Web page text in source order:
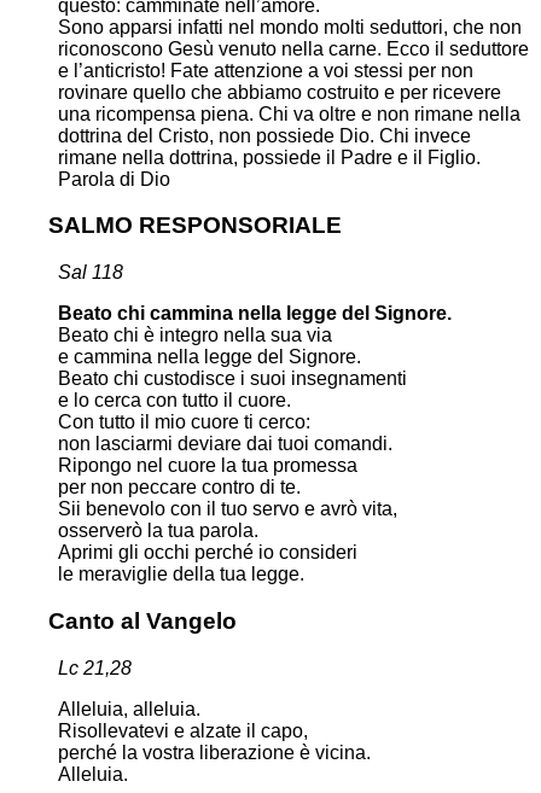
questo: camminate nell’amore.
Sono apparsi infatti nel mondo molti seduttori, che non
riconoscono Gesù venuto nella carne. Ecco il seduttore
e l’anticristo! Fate attenzione a voi stessi per non
rovinare quello che abbiamo costruito e per ricevere
una ricompensa piena. Chi va oltre e non rimane nella
dottrina del Cristo, non possiede Dio. Chi invece
rimane nella dottrina, possiede il Padre e il Figlio.
Parola di Dio
SALMO RESPONSORIALE
Sal 118
Beato chi cammina nella legge del Signore.
Beato chi è integro nella sua via
e cammina nella legge del Signore.
Beato chi custodisce i suoi insegnamenti
e lo cerca con tutto il cuore.
Con tutto il mio cuore ti cerco:
non lasciarmi deviare dai tuoi comandi.
Ripongo nel cuore la tua promessa
per non peccare contro di te.
Sii benevolo con il tuo servo e avrò vita,
osserverò la tua parola.
Aprimi gli occhi perché io consideri
le meraviglie della tua legge.
Canto al Vangelo
Lc 21,28
Alleluia, alleluia.
Risollevatevi e alzate il capo,
perché la vostra liberazione è vicina.
Alleluia.